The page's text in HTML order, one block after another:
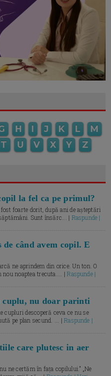
H I J K L
M
T U V X Y Z
la fel ca pe primul?
foarte dorit, după ani de așteptări
Sunt însărc... | Raspunde |
de când avem copil. E
ne aprindem din orice. Un ton. O
nou noaptea trecuta.... |Raspunde |
cuplu, nu doar parinti
cupluri descoperă ceva ce nu se
pe plan secund. ... |Raspunde |
care plutesc in aer
ne certăm în fața copilului.” „Ne